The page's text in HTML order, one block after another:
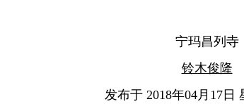
宁玛昌列寺
铃木俊隆
发布于 2018年04月17日